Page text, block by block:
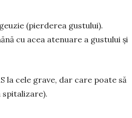
(pierderea gustului).
cu acea atenuare a gustului și
la cele grave, dar care poate să
spitalizare).